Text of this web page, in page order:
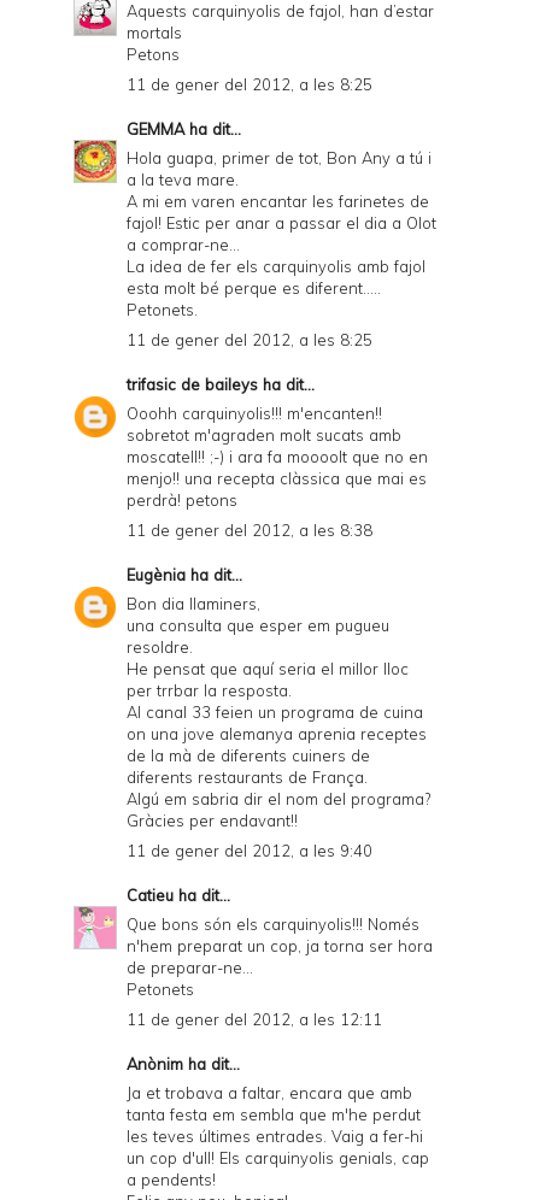
Aquests carquinyolis de fajol, han d’estar
mortals
Petons
11 de gener del 2012, a les 8:25
GEMMAha dit...
Hola guapa, primer de tot, Bon Any a tú i
a la teva mare.
A mi em varen encantar les farinetes de
fajol! Estic per anar a passar el dia a Olot
a comprar-ne...
La idea de fer els carquinyolis amb fajol
esta molt bé perque es diferent.....
Petonets.
11 de gener del 2012, a les 8:25
trifasic de baileys ha dit...
Ooohh carquinyolis!!! m'encanten!!
sobretot m'agraden molt sucats amb
moscatell!! ;-) i ara fa moooolt que no en
menjo!! una recepta clàssica que mai es
perdrà! petons
11 de gener del 2012, a les 8:38
Eugènia ha dit...
Bon dia llaminers,
una consulta que esper em pugueu
resoldre.
He pensat que aquí seria el millor lloc
per trrbar la resposta.
Al canal 33 feien un programa de cuina
on una jove alemanya aprenia receptes
de la mà de diferents cuiners de
diferents restaurants de França.
Algú em sabria dir el nom del programa?
Gràcies per endavant!!
11 de gener del 2012, a les 9:40
Catieu ha dit...
Que bons són els carquinyolis!!! Només
n'hem preparat un cop, ja torna ser hora
de preparar-ne...
Petonets
11 de gener del 2012, a les 12:11
Anònim ha dit...
Ja et trobava a faltar, encara que amb
tanta festa em sembla que m'he perdut
les teves últimes entrades. Vaig a fer-hi
un cop d'ull! Els carquinyolis genials, cap
a pendents!